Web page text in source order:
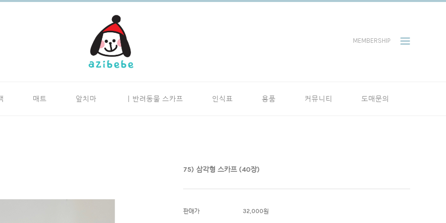
MEMBERSHIP
매트 앞치마 ㅣ반려동물 스카프 인식표 용품 커뮤니티 도매문의
75) 삼각형 스카프 (40장)
판매가 32,000원